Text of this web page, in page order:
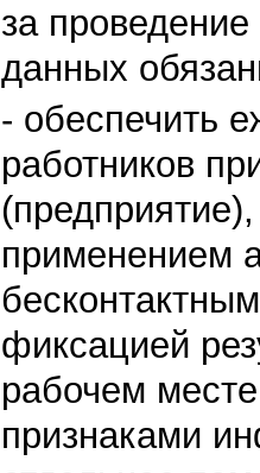
за
данных
- обеспечить
работников
применением
фиксацией
рабочем
признаками